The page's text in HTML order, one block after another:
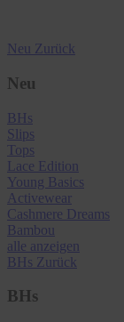
Neu Zurück
Neu
BHs
Slips
Tops
Lace Edition
Young Basics
Activewear
Cashmere Dreams
Bambou
alle anzeigen
BHs Zurück
BHs